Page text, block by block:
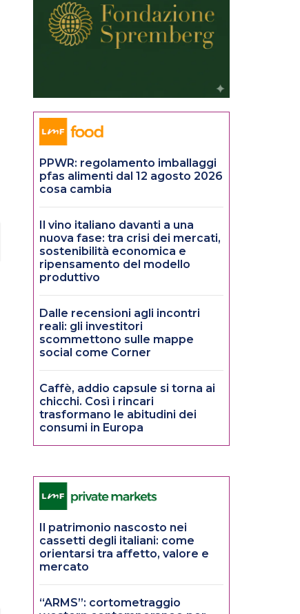
PPWR: regolamento imballaggi
pfas alimenti dal 12 agosto 2026
cosa cambia
Il vino italiano davanti a una
nuova fase: tra crisi dei mercati,
sostenibilità economica e
ripensamento del modello
produttivo
Dalle recensioni agli incontri
reali: gli investitori
scommettono sulle mappe
social come Corner
Caffè, addio capsule si torna ai
chicchi. Così i rincari
trasformano le abitudini dei
consumi in Europa
Il patrimonio nascosto nei
cassetti degli italiani: come
orientarsi tra affetto, valore e
mercato
“ARMS”: cortometraggio